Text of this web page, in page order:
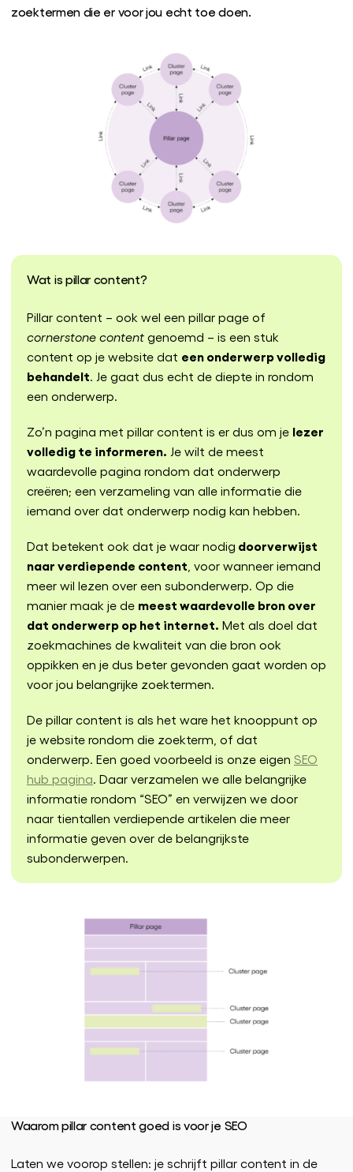
zoektermen die er voor jou echt toe doen.
Wat is pillar content?
Pillar content – ook wel een pillar page of
cornerstone content genoemd – is een stuk
content op je website dat een onderwerp volledig
behandelt. Je gaat dus echt de diepte in rondom
een onderwerp.
Zo’n pagina met pillar content is er dus om je lezer
volledig te informeren. Je wilt de meest
waardevolle pagina rondom dat onderwerp
creëren; een verzameling van alle informatie die
iemand over dat onderwerp nodig kan hebben.
Dat betekent ook dat je waar nodig doorverwijst
naar verdiepende content , voor wanneer iemand
meer wil lezen over een subonderwerp. Op die
manier maak je de meest waardevolle bron over
dat onderwerp op het internet. Met als doel dat
zoekmachines de kwaliteit van die bron ook
oppikken en je dus beter gevonden gaat worden op
voor jou belangrijke zoektermen.
De pillar content is als het ware het knooppunt op
je website rondom die zoekterm, of dat
onderwerp. Een goed voorbeeld is onze eigen SEO
hub pagina. Daar verzamelen we alle belangrijke
informatie rondom “SEO” en verwijzen we door
naar tientallen verdiepende artikelen die meer
informatie geven over de belangrijkste
subonderwerpen.
Waarom pillar content goed is voor je SEO
Laten we voorop stellen: je schrijft pillar content in de